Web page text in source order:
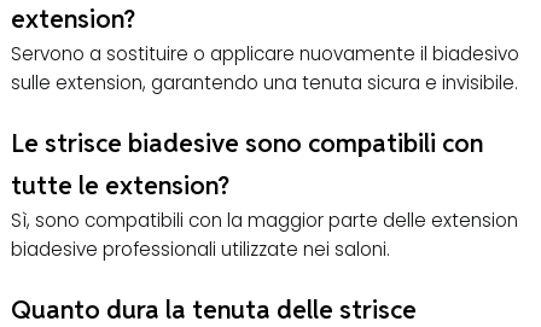
extension?
Servono a sostituire o applicare nuovamente il biadesivo
sulle extension, garantendo una tenuta sicura e invisibile.
Le strisce biadesive sono compatibili con
tutte le extension?
Sì, sono compatibili con la maggior parte delle extension
biadesive professionali utilizzate nei saloni.
Quanto dura la tenuta delle strisce